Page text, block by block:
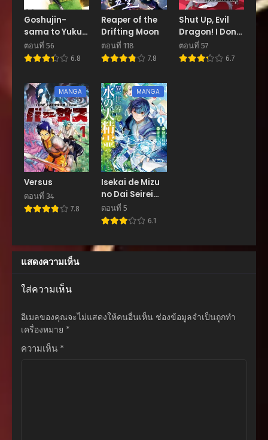
สิงหาคม 27, 2025
ตอนที่ 72
สิงหาคม 27, 2025
ตอนที่ 70
สิงหาคม 27, 2025
ตอนที่ 69
สิงหาคม 27, 2025
ตอนที่ 68
ตอนที่ 67
ตอนที่ 66
สิงหาคม 27, 2025
ตอนที่ 65
ตอนที่ 64
สิงหาคม 27, 2025
Goshujin-
sama to Yuku
Isekai Survival
ตอนที่ 56
6.8
Reaper of the
Drifting Moon
ตอนที่ 118
7.8
Shut Up, Evil
Dragon! I Don’t
Want to Raise
a Child With
ตอนที่ 57
6.7
MANGA
Versus
ตอนที่ 34
7.8
MANGA
Isekai de Mizu
no Dai Seirei
Yattemasu
ตอนที่ 5
6.1
แสดงความเห็น
ใส่ความเห็น
อีเมลของคุณจะไม่แสดงให้คนอื่นเห็น ช่องข้อมูลจำเป็นถูกทำ
เครื่องหมาย *
ความเห็น *